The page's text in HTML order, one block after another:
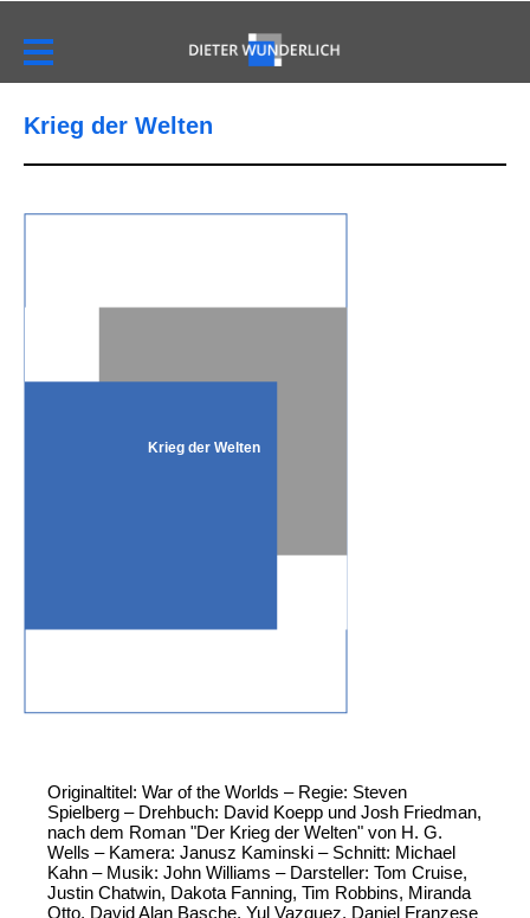
Krieg der Welten
Krieg der Welten
Originaltitel: War of the Worlds – Regie: Steven
Spielberg – Drehbuch: David Koepp und Josh Friedman,
nach dem Roman "Der Krieg der Welten" von H. G.
Wells – Kamera: Janusz Kaminski – Schnitt: Michael
Kahn – Musik: John Williams – Darsteller: Tom Cruise,
Justin Chatwin, Dakota Fanning, Tim Robbins, Miranda
Otto, David Alan Basche, Yul Vazquez, Daniel Franzese